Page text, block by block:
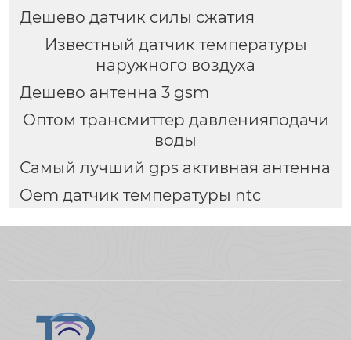
Дешево датчик силы сжатия
Известный датчик температуры
наружного воздуха
Дешево антенна 3 gsm
Оптом трансмиттер давленияподачи
воды
Самый лучший gps активная антенна
Oem датчик температуры ntc